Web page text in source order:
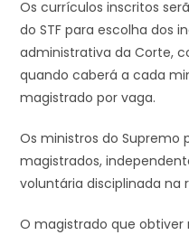
Os currículos inscritos
do STF para escolha dos
administrativa da Corte,
quando caberá a cada
magistrado por vaga.
Os ministros do Supremo
magistrados,
voluntária disciplinada na
O magistrado que